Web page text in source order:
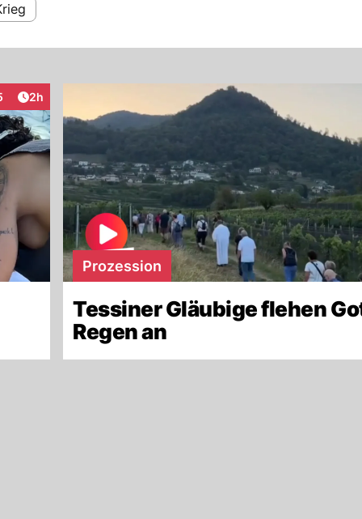
Artikel veröffentlicht:
2h
Prozession
Tessiner Gläubige flehen
Regen an